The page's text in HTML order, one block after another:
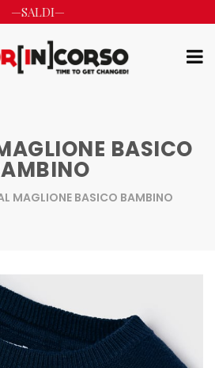
—SALDI—
BASICO
MAGLIONE BASICO BAMBINO